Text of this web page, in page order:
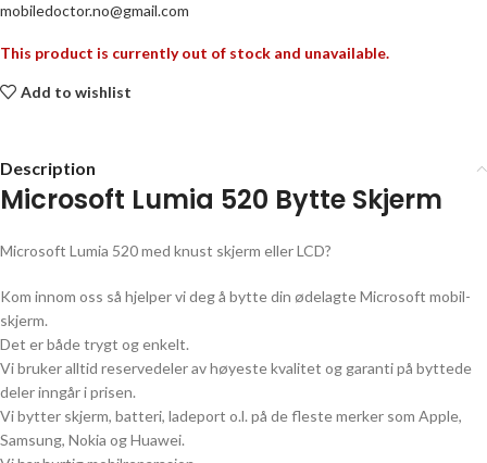
mobiledoctor.no@gmail.com
This product is currently out of stock and unavailable.
Add to wishlist
Description
Microsoft Lumia 520 Bytte Skjerm
Microsoft Lumia 520med knust skjerm eller LCD?
Kom innom oss så hjelper vi deg å bytte din ødelagteMicrosoft mobil-
skjerm.
Det er både trygt og enkelt.
Vi bruker alltid reservedeler av høyeste kvalitet og garanti på byttede
deler inngår i prisen.
Vi bytter skjerm, batteri, ladeport o.l. på de fleste merker som Apple,
Samsung, Nokia og Huawei.